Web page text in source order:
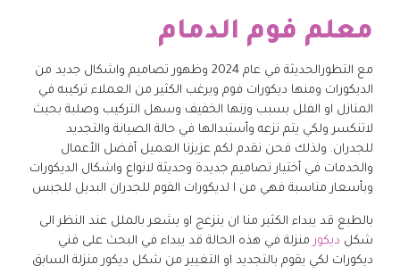
معلم فوم الدمام
مع التطورالحديثة في عام 2024 وظهور تصاميم واشكال جديد من
الديكورات ومنها ديكورات فوم ويرغب الكثير من العملاء تركيبه في
المنازل او الفلل بسبب وزنها الخفيف وسهل التركيب وصلبة بحيث
لاتنكسر ولكي يتم نزعه وأستبدالها في حالة الصيانة والتجديد
للجدران. ولذلك فحن نقدم لكم عزيزنا العميل أفضل الأعمال
والخدمات في أختيار تصاميم جديدة وحديثة لانواع واشكال الديكورات
وبأسعار مناسبة فهي من ا لديكورات الفوم للجدران البديل للجبس
بالطبع قد يبداء الكثير منا ان ينزعج او يشعر بالملل عند النظر الى
شكل ديكورمنزلة في هذه الحالة قد يبداء في البحث على فني
ديكورات لكي يقوم بالتجديد او التغيير من شكل ديكور منزلة السابق